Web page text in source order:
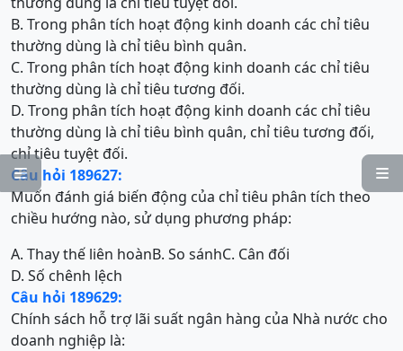


B. Trong phân tích hoạt động kinh doanh các chỉ tiêu
thường dùng là chỉ tiêu bình quân.
C. Trong phân tích hoạt động kinh doanh các chỉ tiêu
thường dùng là chỉ tiêu tương đối.
D. Trong phân tích hoạt động kinh doanh các chỉ tiêu
thường dùng là chỉ tiêu bình quân, chỉ tiêu tương đối,
chỉ tiêu tuyệt đối.
Câu hỏi 189627:
Muốn đánh giá biến động của chỉ tiêu phân tích theo
chiều hướng nào, sử dụng phương pháp:
A. Thay thế liên hoànB. So sánhC. Cân đối
D. Số chênh lệch
Câu hỏi 189629:
Chính sách hỗ trợ lãi suất ngân hàng của Nhà nước cho
doanh nghiệp là: